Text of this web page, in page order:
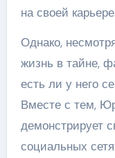
на своей
Однако,
жизнь в тайне,
есть ли у него
Вместе с тем,
демонстрирует
социальных